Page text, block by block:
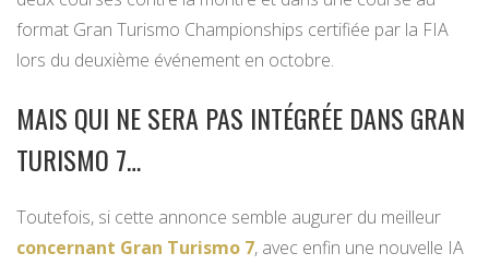
format Gran Turismo Championships certifiée par la FIA
lors du deuxième événement en octobre.
MAIS QUI NE SERA PAS INTÉGRÉE DANS GRAN
TURISMO 7…
Toutefois, si cette annonce semble augurer du meilleur
concernant Gran Turismo 7, avec enfin une nouvelle IA